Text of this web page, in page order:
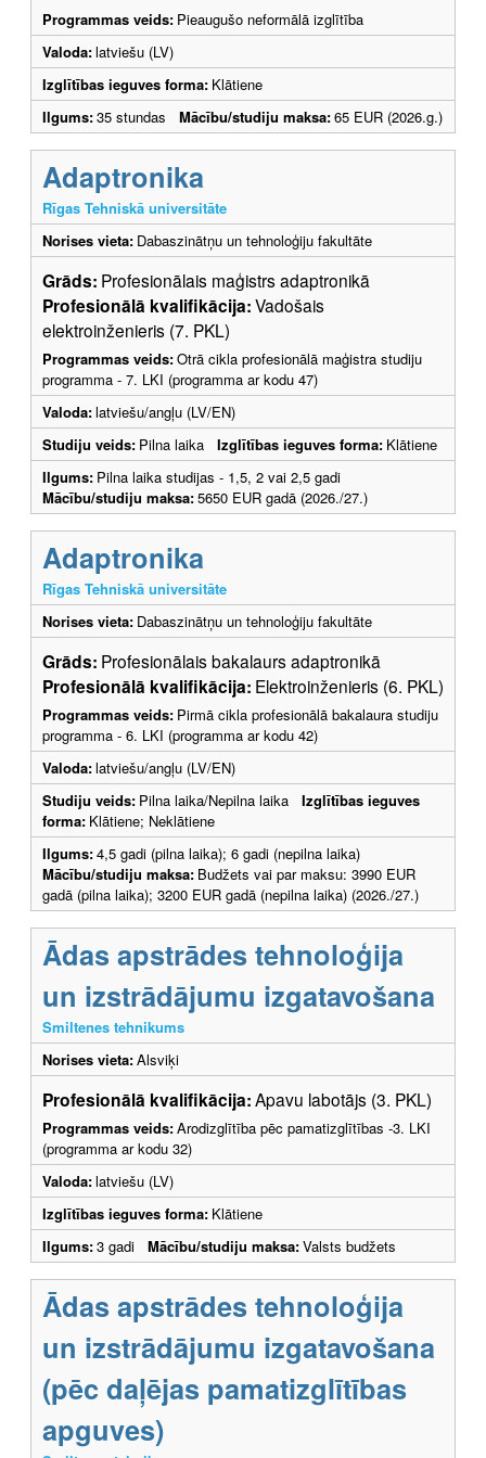
Programmas veids: Pieaugušo neformālā izglītība
Valoda:latviešu (LV)
Izglītības ieguves forma: Klātiene
Ilgums:35 stundas Mācību/studiju maksa:65 EUR (2026.g.)
Adaptronika
Rīgas Tehniskā universitāte
Norises vieta: Dabaszinātņu un tehnoloģiju fakultāte
Grāds: Profesionālais maģistrs adaptronikā
Profesionālā kvalifikācija:Vadošais
elektroinženieris (7. PKL)
Programmas veids:Otrā cikla profesionālā maģistra studiju
programma - 7. LKI (programma ar kodu 47)
Valoda:latviešu/angļu (LV/EN)
Studiju veids: Pilna laika Izglītības ieguves forma: Klātiene
Ilgums: Pilna laika studijas - 1,5, 2 vai 2,5 gadi
Mācību/studiju maksa:5650 EUR gadā (2026./27.)
Adaptronika
Rīgas Tehniskā universitāte
Norises vieta: Dabaszinātņu un tehnoloģiju fakultāte
Grāds: Profesionālais bakalaurs adaptronikā
Profesionālā kvalifikācija: Elektroinženieris (6. PKL)
Programmas veids: Pirmā cikla profesionālā bakalaura studiju
programma - 6. LKI (programma ar kodu 42)
Valoda:latviešu/angļu (LV/EN)
Studiju veids: Pilna laika/Nepilna laika Izglītības ieguves
forma: Klātiene; Neklātiene
Ilgums:4,5 gadi (pilna laika); 6 gadi (nepilna laika)
Mācību/studiju maksa: Budžets vai par maksu: 3990 EUR
gadā (pilna laika); 3200 EUR gadā (nepilna laika) (2026./27.)
Ādas apstrādes tehnoloģija
un izstrādājumu izgatavošana
Smiltenes tehnikums
Norises vieta:Alsviķi
Profesionālā kvalifikācija:Apavu labotājs (3. PKL)
Programmas veids:Arodizglītība pēc pamatizglītības -3. LKI
(programma ar kodu 32)
Valoda:latviešu (LV)
Izglītības ieguves forma: Klātiene
Ilgums:3 gadi Mācību/studiju maksa:Valsts budžets
Ādas apstrādes tehnoloģija
un izstrādājumu izgatavošana
(pēc daļējas pamatizglītības
apguves)